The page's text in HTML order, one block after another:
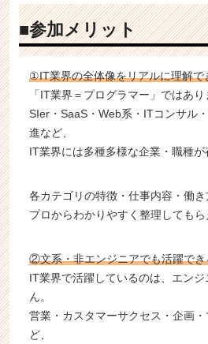
■参加メリット
①IT業界の全体像をリアルに理解で
「IT業界＝プログラマー」ではあり
SIer・SaaS・Web系・ITコンサル
進など、
IT業界には多種多様な企業・職種が
各カテゴリの特徴・仕事内容・働き
プロからわかりやすく整理してもら
②文系・非エンジニアでも活躍でき
IT業界で活躍しているのは、エン
ん。
営業・カスタマーサクセス・企画
ど、